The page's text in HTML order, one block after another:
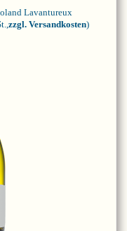
Lavantureux
zzgl. Versandkosten)